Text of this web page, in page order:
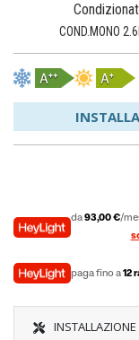
COND.MONO
da93,00 €/
paga fino a12